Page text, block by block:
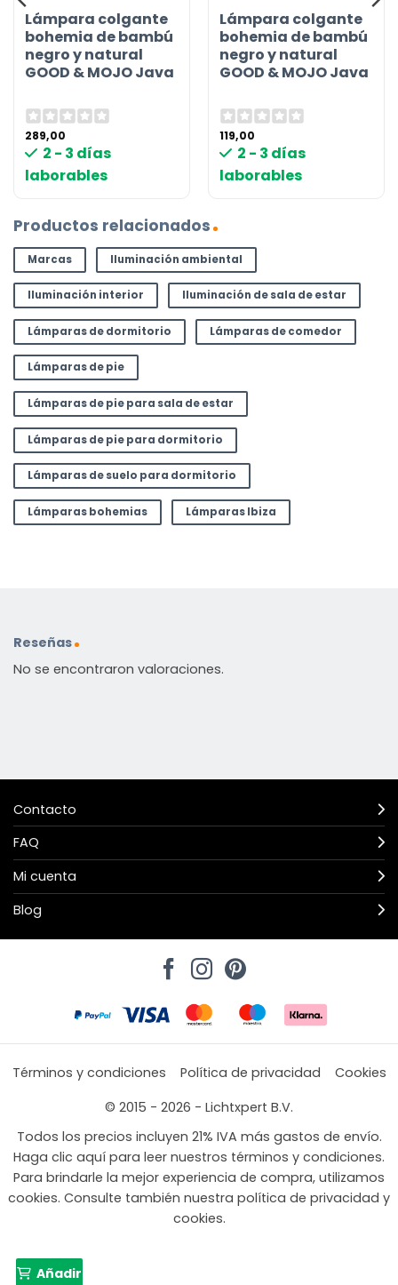
Lámpara colgante
bohemia de bambú
negro y natural
GOOD & MOJO Java
289,00
2 - 3 días
laborables
Lámpara colgante
bohemia de bambú
negro y natural
GOOD & MOJO Java
119,00
2 - 3 días
laborables
Productos relacionados
Marcas Iluminación ambiental
Iluminación interior Iluminación de sala de estar
Lámparas de dormitorio Lámparas de comedor
Lámparas de pie
Lámparas de pie para sala de estar
Lámparas de pie para dormitorio
Lámparas de suelo para dormitorio
Lámparas bohemias Lámparas Ibiza
Reseñas
No se encontraron valoraciones.
Contacto
FAQ
Mi cuenta
Blog
Términos y condiciones Política de privacidad
Cookies
© 2015 - 2026 - Lichtxpert B.V.
Todos los precios incluyen 21% IVA más gastos de envío.
Haga clic aquí para leer nuestros términos y condiciones.
Para brindarle la mejor experiencia de compra, utilizamos
cookies. Consulte también nuestra política de privacidad y
cookies.
Añadir